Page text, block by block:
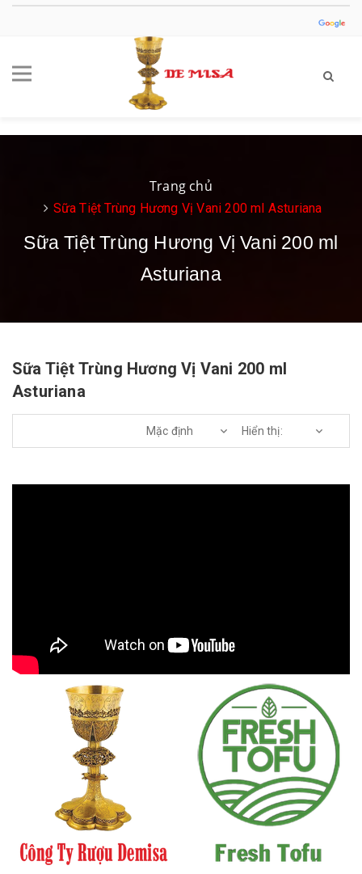
Trang chủ
Sữa Tiệt Trùng Hương Vị Vani 200 ml Asturiana
Sữa Tiệt Trùng Hương Vị Vani 200 ml
Asturiana
Sữa Tiệt Trùng Hương Vị Vani 200 ml
Asturiana